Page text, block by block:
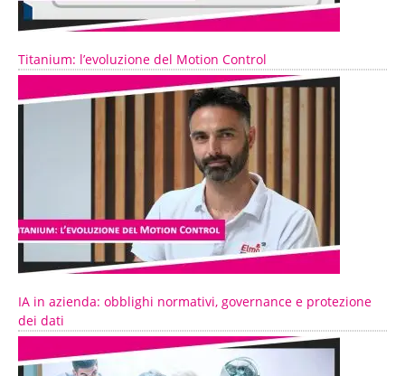
Titanium: l’evoluzione del Motion Control
IA in azienda: obblighi normativi, governance e protezione
dei dati